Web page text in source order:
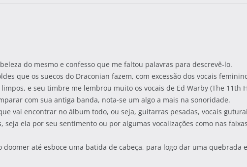
do mesmo e confesso que me faltou palavras para descrevê-lo.
que os suecos do Draconian fazem, com excessão dos vocais
e seu timbre me lembrou muito os vocais de Ed Warby (The 11th
com sua antiga banda, nota-se um algo a mais na sonoridade.
vai encontrar no álbum todo, ou seja, guitarras pesadas, vocais
ela por seu sentimento ou por algumas vocalizações como nas
até esboce uma batida de cabeça, para logo dar uma quebrada